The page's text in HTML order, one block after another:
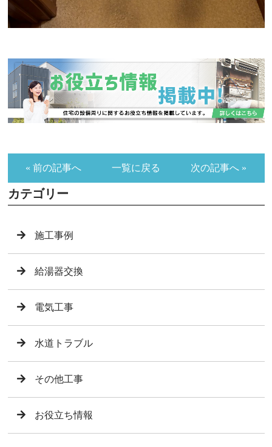
« 前の記事へ 一覧に戻る 次の記事へ »
カテゴリー
施工事例
給湯器交換
電気工事
水道トラブル
その他工事
お役立ち情報